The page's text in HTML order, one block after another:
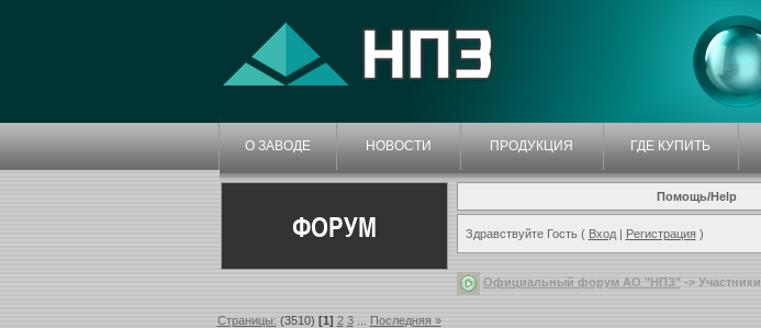
О ЗАВОДЕ НОВОСТИ ПРОДУКЦИЯ ГДЕ КУПИТЬ
ФОРУМ
Помощь/Help
Здравствуйте Гость ( Вход| Регистрация)
Официальный форум АО "НПЗ"-> Участники
Страницы: (3510) [1] 2 3... Последняя »